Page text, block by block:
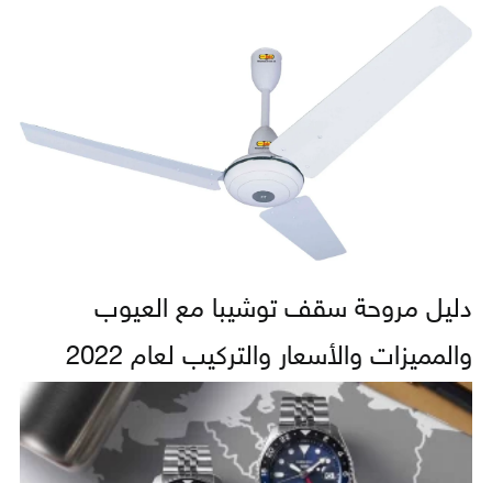
دليل مروحة سقف توشيبا مع العيوب
والمميزات والأسعار والتركيب لعام 2022